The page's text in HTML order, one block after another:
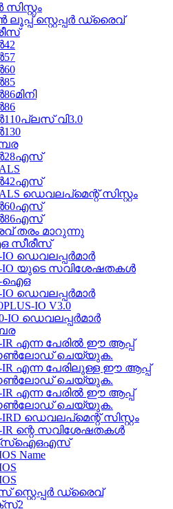
സ്റ്റെപ്പർ ഡ്രൈവ്
വി3.0
ഡെവലപ്‌മെന്റ് സിസ്റ്റം
തരം മാറുന്നു
സീരീസ്
IO ഡെവലപ്പർമാർ
IO യുടെ സവിശേഷതകൾ
ഐഒ
IO ഡെവലപ്പർമാർ
IO V3.0
IO ഡെവലപ്പർമാർ
IR എന്ന പേരിൽ ഈ ആപ്പ്
ചെയ്യുക.
IR എന്ന പേരിലുള്ള ഈ ആപ്പ്
ചെയ്യുക.
IR എന്ന പേരിൽ ഈ ആപ്പ്
ചെയ്യുക.
IRD ഡെവലപ്‌മെന്റ് സിസ്റ്റം
IR ന്റെ സവിശേഷതകൾ
Name
സ്റ്റെപ്പർ ഡ്രൈവ്